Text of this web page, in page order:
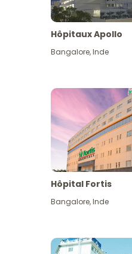
Hôpitaux Apollo
Bangalore,Inde
Hôpital Fortis
Bangalore,Inde